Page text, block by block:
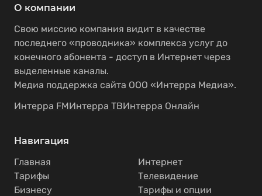
О компании
Свою миссию компания видит в качестве
последнего «проводника» комплекса услуг до
конечного абонента - доступ в Интернет через
выделенные каналы.
Медиа поддержка сайта ООО «Интерра Медиа».
Интерра FMИнтерра ТВИнтерра Онлайн
Навигация
Главная
Тарифы
Бизнесу
Интернет
Телевидение
Тарифы и опции